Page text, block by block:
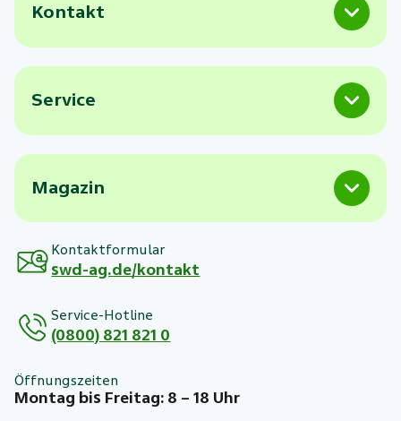
Kontakt
Service
Magazin
Kontaktformular
swd-ag.de/kontakt
Service-Hotline
(0800) 821 821 0
Öffnungszeiten
Montag bis Freitag: 8 – 18 Uhr